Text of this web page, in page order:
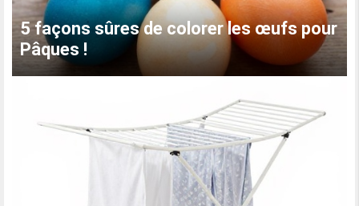
Nous décorons les vêtements, le linge,
les accessoires à l'aide de peintures